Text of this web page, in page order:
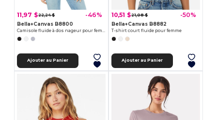
11,97 $22,24 $ -46%
Bella+Canvas B8800
Ajouter au Panier
10,51 $21,08 $ -50%
Bella+Canvas B8882
T-shirt court fluide pour femme
Ajouter au Panier